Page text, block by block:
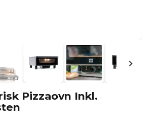
Pizzaovn Inkl.